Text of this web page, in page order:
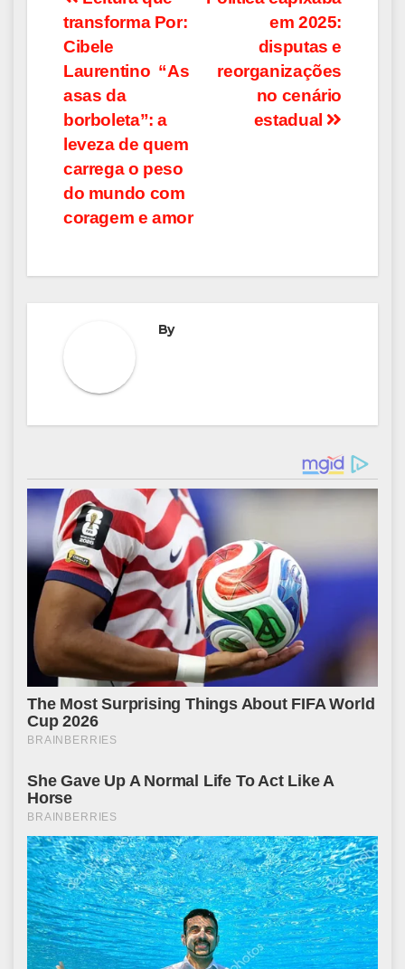
de
Post
em 2025:
disputas e
reorganizações
no cenário
estadual
transforma Por:
Cibele
Laurentino “As
asas da
borboleta”: a
leveza de quem
carrega o peso
do mundo com
coragem e amor
By